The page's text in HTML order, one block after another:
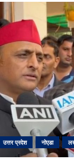
उत्तर प्रदेश नोएडा